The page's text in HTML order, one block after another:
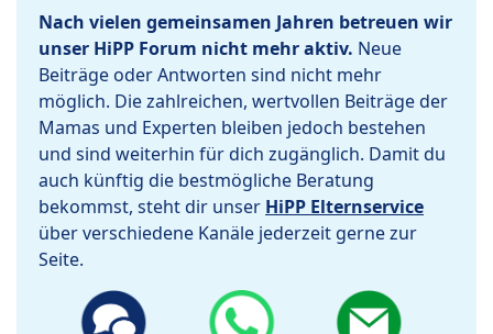
Nach vielen gemeinsamen Jahren betreuen wir
unser HiPP Forum nicht mehr aktiv. Neue
Beiträge oder Antworten sind nicht mehr
möglich. Die zahlreichen, wertvollen Beiträge der
Mamas und Experten bleiben jedoch bestehen
und sind weiterhin für dich zugänglich. Damit du
auch künftig die bestmögliche Beratung
bekommst, steht dir unser HiPP Elternservice
über verschiedene Kanäle jederzeit gerne zur
Seite.